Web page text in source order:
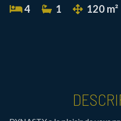
4 1 120 m²